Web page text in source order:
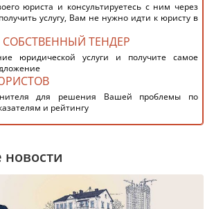
юриста и консультируетесь с ним через
услугу, Вам не нужно идти к юристу в
СОБСТВЕННЫЙ ТЕНДЕР
юридической услуги и получите самое
для решения Вашей проблемы по
и рейтингу